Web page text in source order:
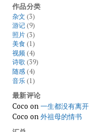
作品分类
杂文 (3)
游记(9)
照片(3)
美食 (1)
视频(4)
诗歌(39)
随感(4)
音乐(1)
最新评论
Coco on 一生都没有离开
Coco on 外祖母的情书